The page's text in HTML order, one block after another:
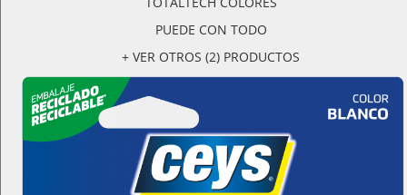
PUEDE CON TODO
+ VER OTROS (2) PRODUCTOS